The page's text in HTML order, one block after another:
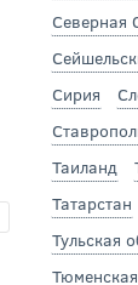
Северная
Сирия
Таиланд
Татарстан
Тульская